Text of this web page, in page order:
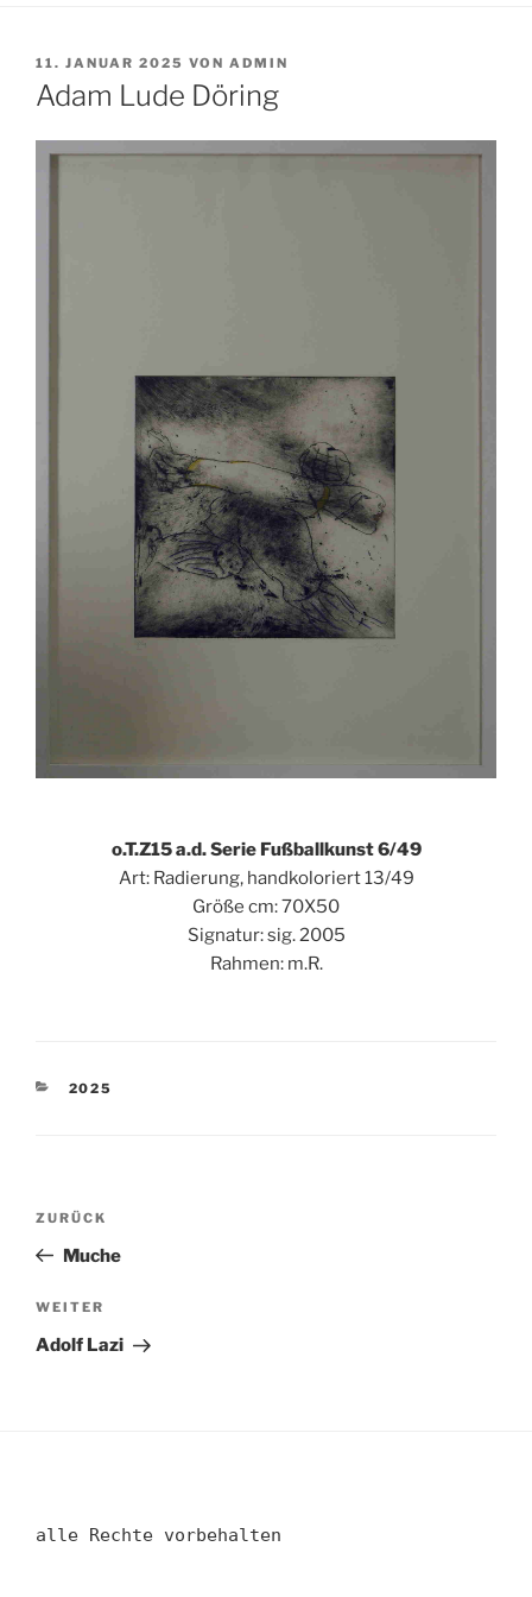
VERÖFFENTLICHT
AM
11. JANUAR 2025 VON ADMIN
Adam Lude Döring
o.T.Z15 a.d. Serie Fußballkunst 6/49
Art: Radierung, handkoloriert 13/49
Größe cm: 70X50
Signatur: sig. 2005
Rahmen: m.R.
KATEGORIEN
2025
Beitragsnavigation
Vorheriger
Beitrag
ZURÜCK
Muche
Nächster
Beitrag
WEITER
Adolf Lazi
alle Rechte vorbehalten